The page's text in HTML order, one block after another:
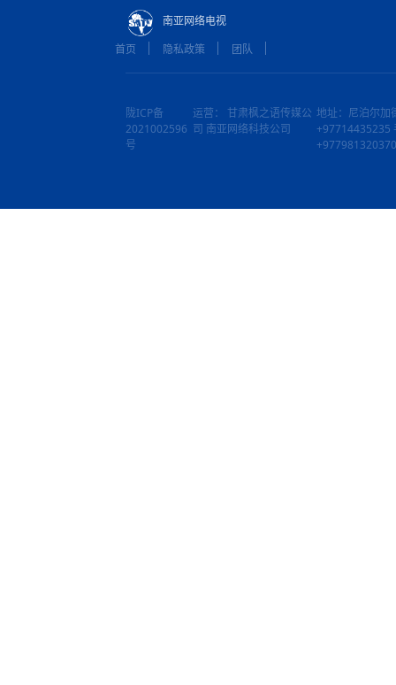
南亚网络电视
首页
隐私政策 团队
陇ICP备
2021002596
号
运营： 甘肃枫之语传媒公
司 南亚网络科技公司
地址：尼泊尔加
+97714435235